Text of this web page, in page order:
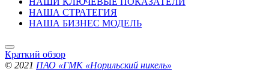
НАША СТРАТЕГИЯ
НАША БИЗНЕС МОДЕЛЬ
Краткий обзор
© 2021 ПАО «ГМК «Норильский никель»